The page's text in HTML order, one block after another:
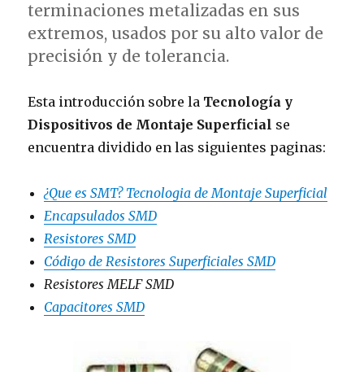
terminaciones metalizadas en sus
extremos, usados por su alto valor de
precisión y de tolerancia.
Esta introducción sobre la Tecnología y
Dispositivos de Montaje Superficial se
encuentra dividido en las siguientes paginas:
¿Que es SMT? Tecnologia de Montaje Superficial
Encapsulados SMD
Resistores SMD
Código de Resistores Superficiales SMD
Resistores MELF SMD
Capacitores SMD